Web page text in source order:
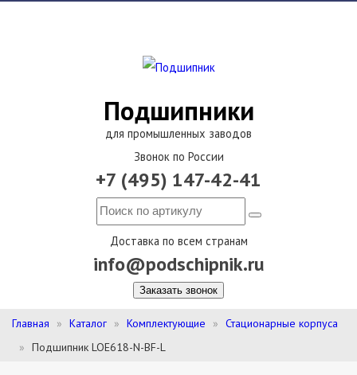
Подшипники
для промышленных заводов
Звонок по России
+7 (495) 147-42-41
Доставка по всем странам
info@podschipnik.ru
Заказать звонок
Главная Каталог Комплектующие
Стационарные корпуса
Подшипник LOE618-N-BF-L